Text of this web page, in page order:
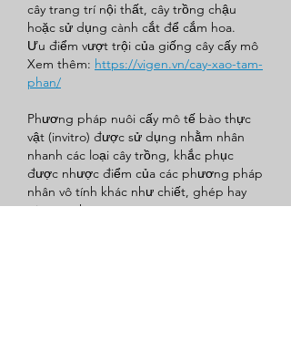
cây trang trí nội thất, cây trồng chậu
hoặc sử dụng cành cắt để cắm hoa.
Ưu điểm vượt trội của giống cây cấy mô
Xem thêm: https://vigen.vn/cay-xao-tam-
phan/
Phương pháp nuôi cấy mô tế bào thực
vật (invitro) được sử dụng nhằm nhân
nhanh các loại cây trồng, khắc phục
được nhược điểm của các phương pháp
nhân vô tính khác như chiết, ghép hay
giâm cành.